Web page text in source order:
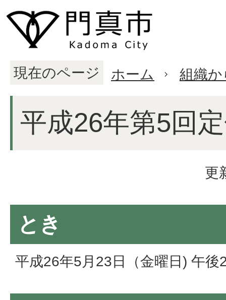
現在のページ ホーム 組織
平成26年第5回
更
とき
平成26年5月23日（金曜日) 午後